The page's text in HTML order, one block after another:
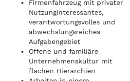
Firmenfahrzeug mit privater
NutzungInteressantes,
verantwortungsvolles und
abwechslungsreiches
Aufgabengebiet
Offene und familiäre
Unternehmenskultur mit
flachen Hierarchien